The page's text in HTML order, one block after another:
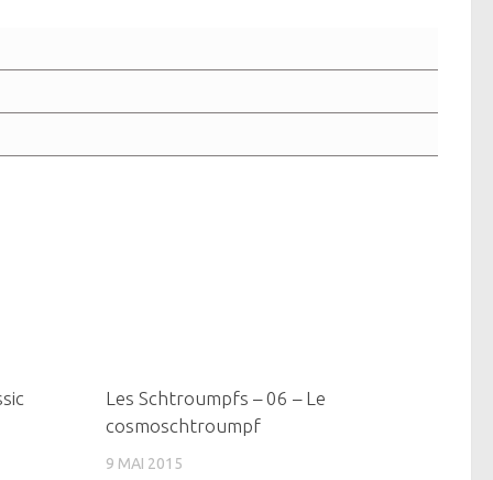
Les Schtroumpfs – 06 – Le
cosmoschtroumpf
9 MAI 2015